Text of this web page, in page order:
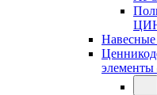
элементы